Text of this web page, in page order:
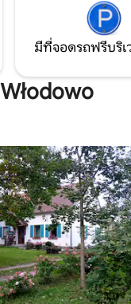
กลางแจ้งมากมายรวม
เดินป่าปั่นจักรยานและ
มีที่จอดรถฟรีบริ